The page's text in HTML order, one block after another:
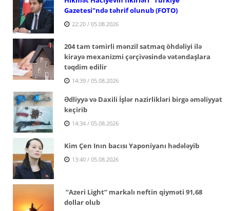
Gazetesi"ndə təhrif olunub (FOTO)
22:20 / 05.08.2026
204 tam təmirli mənzil satmaq öhdəliyi ilə
kirayə mexanizmi çərçivəsində vətəndaşlara
təqdim edilir
14:39 / 05.08.2026
Ədliyyə və Daxili İşlər nazirlikləri birgə əməliyyat
keçirib
14:34 / 05.08.2026
Kim Çen Inın bacısı Yaponiyanı hədələyib
13:40 / 05.08.2026
“Azeri Light” markalı neftin qiyməti 91,68
dollar olub